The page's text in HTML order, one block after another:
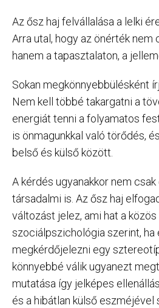
Az ősz haj felvállalása a lelki
Arra utal, hogy az önérték nem
hanem a tapasztalaton, a
Sokan megkönnyebbülésként
Nem kell többé takargatni a
energiát tenni a folyamatos
is önmagunkkal való törődés,
belső és külső között.
A kérdés ugyanakkor nem csak
társadalmi is. Az ősz haj
változást jelez, ami hat a közös
szociálpszichológia szerint,
megkérdőjelezni egy
könnyebbé válik ugyanezt
mutatása így jelképes
és a hibátlan külső eszméjével